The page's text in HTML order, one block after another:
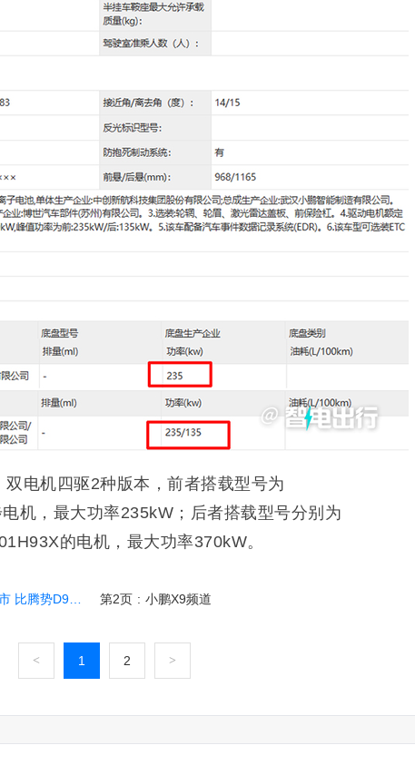
电机四驱2种版本，前者搭载型号为
机，最大功率235kW；后者搭载型号分别为
的电机，最大功率370kW。
腾势D9还大 第2页 : 小鹏X9频道
< 1 2 >